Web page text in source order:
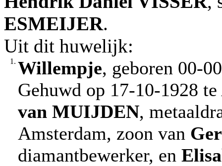
ESMEIJER.
Uit dit huwelijk:
1. Willempje, geboren 00-
Gehuwd op 17-10-1928
van MUIJDEN,
Amsterdam, zoon van
diamantbewerker, en